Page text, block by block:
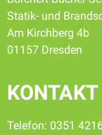
Statik- und
Am Kirchberg 4b
01157 Dresden
KONTAKT
Telefon: 0351